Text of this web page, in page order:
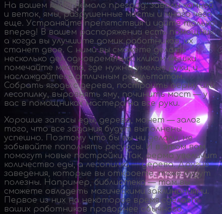
На вашем пути немало преград: завалы камней
и веток, ямы, разрушенные мосты и много чего
еще. Устраняйте препятствия и идите только
вперед! В вашем распоряжении есть помощник,
а когда вы улучшите домик работников, их
станет двое. С ними вы сможете делать
несколько дел одновременно: кликом мышки
помечайте места, где нужны умелые руки, и
наслаждайтесь отличным результатом.
Собрать ягоды с дерева, построить ферму или
лесопилку, выровнять яму, починить мост — у
вас в помощниках мастера на все руки.
Хорошие запасы еды, дерева, монет — залог
того, что все задания будут выполнены
успешно. Поэтому что бы вы ни делали, не
забывайте пополнять ресурсы. И в этом вам
помогут новые постройки. Так, ферма увеличит
количество еды, а лесопилка — дерева. Другие
заведения, которые вы откроете, тоже будут
полезны. Например, библиотека — там вы
сможете овладеть магическими заклинаниями.
Первое из них на некоторое время сделает
ваших работников проворнее обычного.